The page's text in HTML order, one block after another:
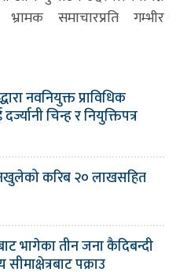
समाचारप्रति गम्भीर
नवनियुक्त प्राविधिक
चिन्ह र नियुक्तिपत्र
करिब २० लाखसहित
भागेका तीन जना कैदिबन्दी
पक्राउ